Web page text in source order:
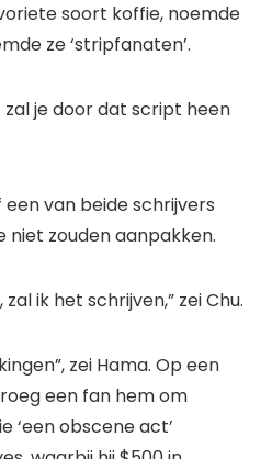
soort koffie, noemde
ze ‘stripfanaten’.
zal je door dat script heen
van beide schrijvers
niet zouden aanpakken.
ik het schrijven,” zei Chu.
zei Hama. Op een
een fan hem om
‘een obscene act’